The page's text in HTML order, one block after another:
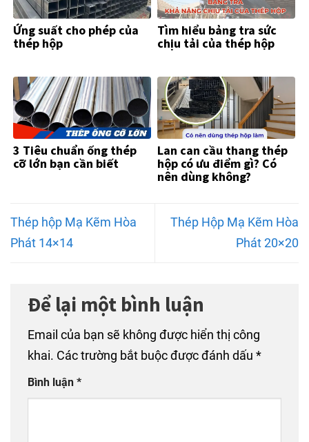
Ứng suất cho phép của
thép hộp
Tìm hiểu bảng tra sức
chịu tải của thép hộp
3 Tiêu chuẩn ống thép
cỡ lớn bạn cần biết
Lan can cầu thang thép
hộp có ưu điểm gì? Có
nên dùng không?
Thép hộp Mạ Kẽm Hòa
Phát 14×14
Thép Hộp Mạ Kẽm Hòa
Phát 20×20
Để lại một bình luận
Email của bạn sẽ không được hiển thị công
khai. Các trường bắt buộc được đánh dấu *
Bình luận *